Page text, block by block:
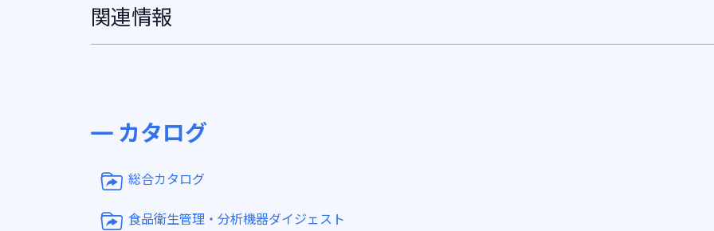
関連情報
カタログ
総合カタログ
食品衛生管理・分析機器ダイジェスト